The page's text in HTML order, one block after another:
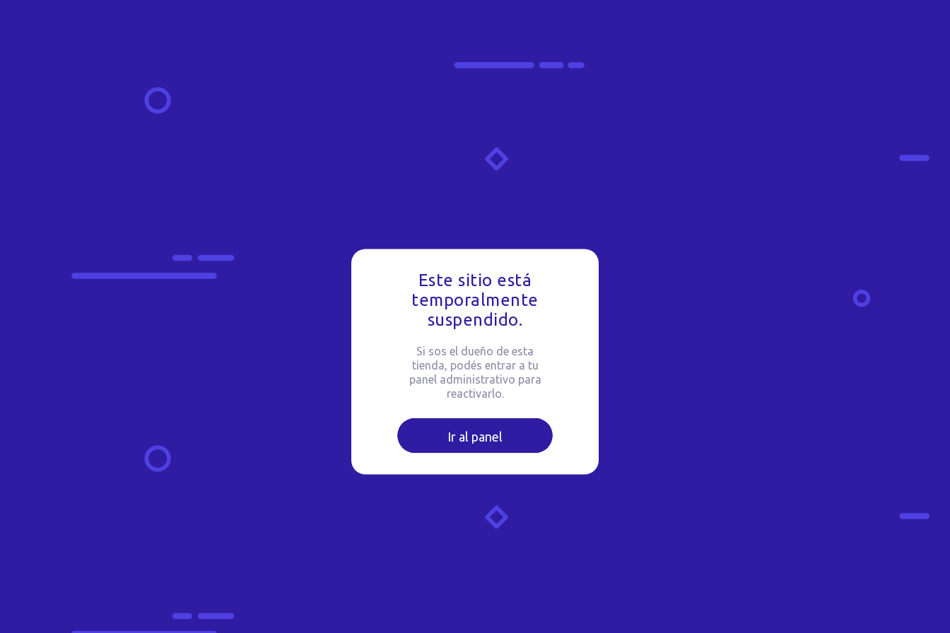
Este sitio está
temporalmente
suspendido.
Si sos el dueño de esta
tienda, podés entrar a tu
panel administrativo para
reactivarlo.
Ir al panel